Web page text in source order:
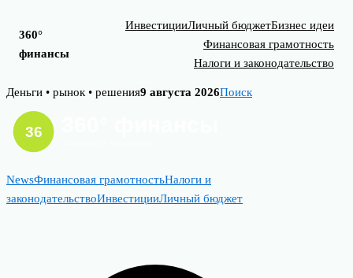
360°
финансы
ИнвестицииЛичный бюджетБизнес идеи
Финансовая грамотность
Налоги и законодательство
Skip
content
Деньги • рынок • решения9 августа 2026Поиск
NewsФинансовая грамотностьНалоги и
законодательствоИнвестицииЛичный бюджет